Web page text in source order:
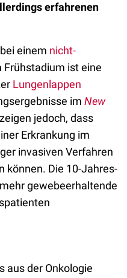
erfahrenen
einem nicht-
Frühstadium ist eine
Lungenlappen
im New
zeigen jedoch, dass
Erkrankung im
invasiven Verfahren
können. Die 10-Jahres-
gewebeerhaltende
aus der Onkologie